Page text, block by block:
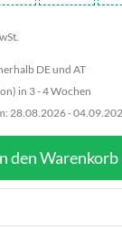
DE und AT
in 3 - 4 Wochen
28.08.2026 -
den Warenkorb